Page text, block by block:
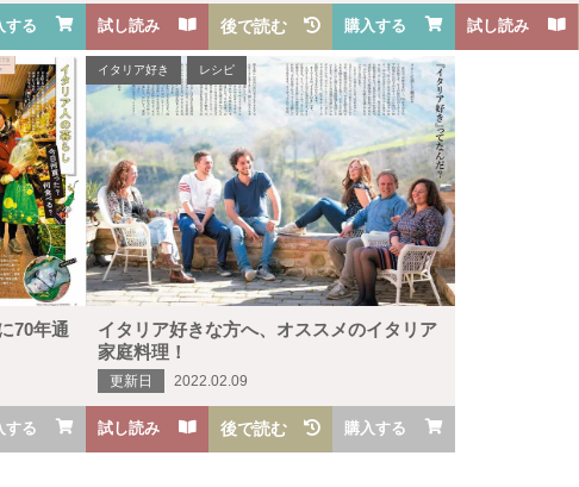
する 試し読み 後で読む 購入する 試し読み
70年通
する
イタリア好き レシピ
イタリア好きな方へ、オススメのイタリア
家庭料理！
更新日 2022.02.09
試し読み 後で読む 購入する